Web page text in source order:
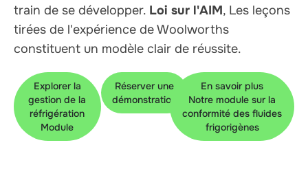
train de se développer. Loi sur l'AIM, Les leçons
tirées de l'expérience de Woolworths
constituent un modèle clair de réussite.
Explorer la
gestion de la
réfrigération
Module
Réserver une
démonstration
En savoir plus
Notre module sur la
conformité des fluides
frigorigènes